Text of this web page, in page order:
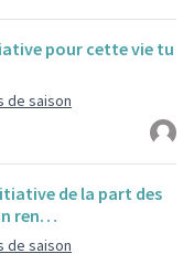
pour cette vie tu
de saison
de la part des
ren…
de saison